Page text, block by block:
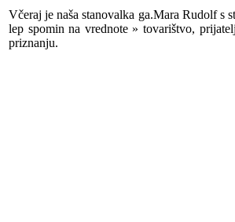
Včeraj je naša stanovalka ga.Mara Rudolf s
lep spomin na vrednote » tovarištvo,
priznanju.